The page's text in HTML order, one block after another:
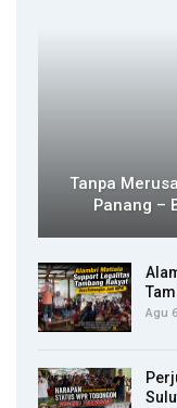
Tanpa
Panang –
Agu